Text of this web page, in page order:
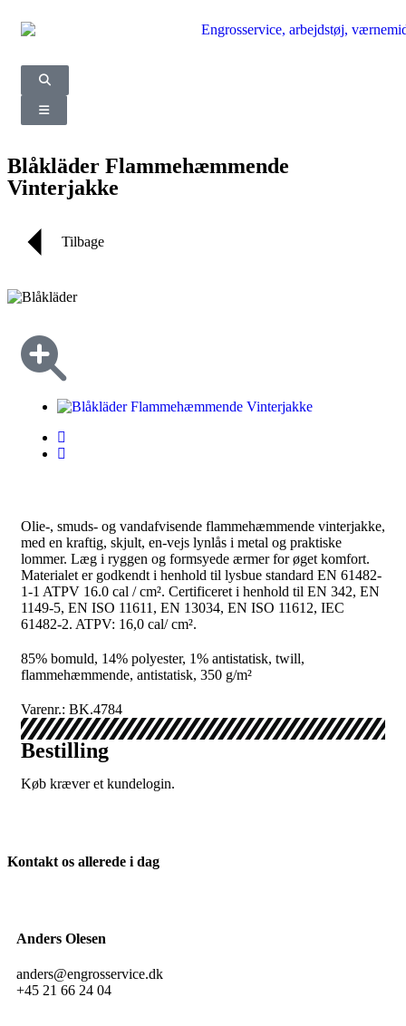
Blåkläder Flammehæmmende
Vinterjakke
Tilbage
Olie-, smuds- og vandafvisende flammehæmmende vinterjakke,
med en kraftig, skjult, en-vejs lynlås i metal og praktiske
lommer. Læg i ryggen og formsyede ærmer for øget komfort.
Materialet er godkendt i henhold til lysbue standard EN 61482-
1-1 ATPV 16.0 cal / cm². Certificeret i henhold til EN 342, EN
1149-5, EN ISO 11611, EN 13034, EN ISO 11612, IEC
61482-2. ATPV: 16,0 cal/ cm².
85% bomuld, 14% polyester, 1% antistatisk, twill,
flammehæmmende, antistatisk, 350 g/m²
Varenr.: BK.4784
Bestilling
Køb kræver et kundelogin.
Kontakt os allerede i dag
Anders Olesen
anders@engrosservice.dk
+45 21 66 24 04